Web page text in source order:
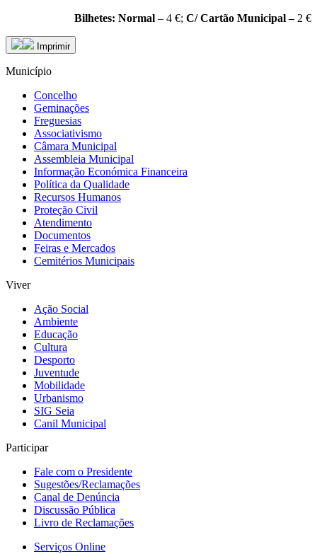
Bilhetes: Normal – 4 €; C/ Cartão Municipal – 2 €
Imprimir
Município
Concelho
Geminações
Freguesias
Associativismo
Câmara Municipal
Assembleia Municipal
Informação Económica Financeira
Política da Qualidade
Recursos Humanos
Proteção Civil
Atendimento
Documentos
Feiras e Mercados
Cemitérios Municipais
Viver
Ação Social
Ambiente
Educação
Cultura
Desporto
Juventude
Mobilidade
Urbanismo
SIG Seia
Canil Municipal
Participar
Fale com o Presidente
Sugestões/Reclamações
Canal de Denúncia
Discussão Pública
Livro de Reclamações
Serviços Online